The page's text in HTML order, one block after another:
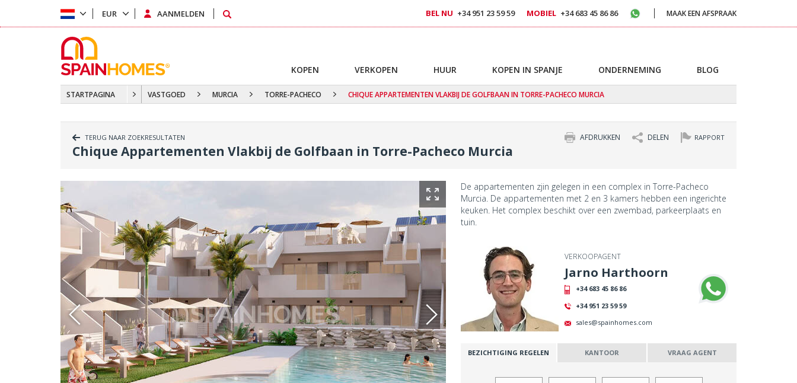
STARTPAGINA VASTGOED MURCIA TORRE-PACHECO CHIQUE APPARTEMENTEN VLAKBIJ DE GOLFBAAN IN TORRE-PACHECO MURCIA
TERUG NAAR ZOEKRESULTATEN RAPPORT
DELEN
AFDRUKKEN
Chique Appartementen Vlakbij de Golfbaan in Torre-Pacheco Murcia
De appartementen zjin gelegen in een complex in Torre-Pacheco
Murcia. De appartementen met 2 en 3 kamers hebben een ingerichte
keuken. Het complex beschikt over een zwembad, parkeerplaats en
tuin.
VERKOOPAGENT
Jarno Harthoorn
+34 683 45 86 86
+34 951 23 59 59
sales@spainhomes.com
Whatsapp
BEZICHTIGING REGELEN KANTOOR VRAAG AGENT
EUR AANMELDEN BEL NU +34 951 23 59 59 MOBIEL +34 683 45 86 86 MAAK EEN AFSPRAAK
KOPEN VERKOPEN HUUR KOPEN IN SPANJE ONDERNEMING BLOG